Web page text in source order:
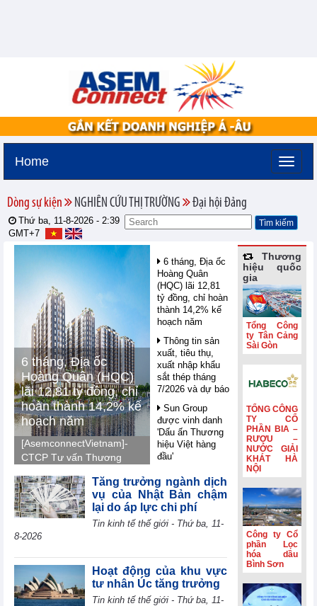
Home
Dòng sự kiện NGHIÊN CỨU THỊ TRƯỜNG Đại hội Đảng
Thứ ba, 11-8-2026 - 2:39
GMT+7
6 tháng, Địa ốc
Hoàng Quân (HQC)
lãi 12,81 tỷ đồng, chỉ
hoàn thành 14,2% kế
hoạch năm
[AsemconnectVietnam]-
CTCP Tư vấn Thương
Hoàng Quân (mã HQC -
sàn HOSE) ghi nhận lãi
7,41 tỷ đồng trong quý
II, luỹ kế nửa đầu năm
2026 lãi 12,81 tỷ đồng
và hoàn thành 14,2% so
với kế hoạch năm 2026.
6 tháng, Địa ốc
Hoàng Quân
(HQC) lãi 12,81
tỷ đồng, chỉ hoàn
thành 14,2% kế
hoạch năm
Thông tin sản
xuất, tiêu thụ,
xuất nhập khẩu
sắt thép tháng
7/2026 và dự báo
Sun Group
được vinh danh
'Dấu ấn Thương
hiệu Việt hàng
đầu'
Nghị quyết 10 -
FDI trong giai
đoạn mới: Công
nghệ, liên kết và
giá trị dài hạn
ngọt từ hoạt động
kinh doanh ngoài
xăng dầu
Tăng trưởng ngành dịch
vụ của Nhật Bản chậm
lại do áp lực chi phí
Tin kinh tế thế giới - Thứ ba, 11-
8-2026
Hoạt động của khu vực
tư nhân Úc tăng trưởng
Tin kinh tế thế giới - Thứ ba, 11-
Thương
hiệu quốc
gia
Tổng Công
ty Tân Cảng
Sài Gòn
TỔNG CÔNG
TY CỔ
PHẦN BIA –
RƯỢU –
NƯỚC GIẢI
KHÁT HÀ
NỘI
Công ty Cổ
phần Lọc
hóa dầu
Bình Sơn